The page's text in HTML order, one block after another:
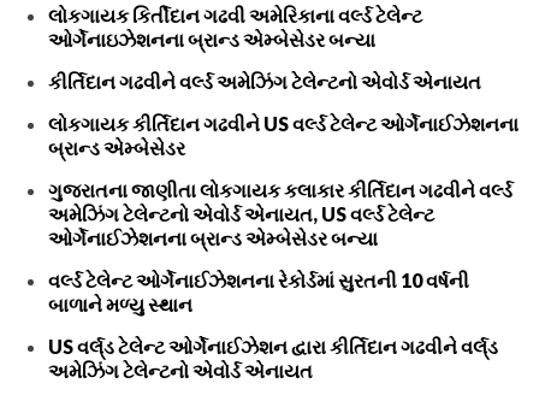
લોકગાયક કિર્તીદાન ગઢવી અમેરિકાના વર્લ્ડ ટેલેન્ટ
ઓર્ગેનાઇઝેશનના બ્રાન્ડ એમ્બેસેડર બન્યા
કીર્તિદાન ગઢવીને વર્લ્ડ અમેઝિંગ ટેલેન્ટનો એવોર્ડ એનાયત
લોકગાયક કીર્તિદાન ગઢવીને US વર્લ્ડ ટેલેન્ટ ઓર્ગેનાઈઝેશનના
બ્રાન્ડ એમ્બેસેડર
ગુજરાતના જાણીતા લોકગાયક કલાકાર કીર્તિદાન ગઢવીને વર્લ્ડ
અમેઝિંગ ટેલેન્ટનો એવોર્ડ એનાયત, US વર્લ્ડ ટેલેન્ટ
ઓર્ગેનાઈઝેશનના બ્રાન્ડ એમ્બેસેડર બન્યા
વર્લ્ડ ટેલેન્ટ ઓર્ગેનાઈઝેશનના રેકોર્ડમાં સુરતની 10 વર્ષની
બાળાને મળ્યુ સ્થાન
US વર્લ્‌ડ ટેલેન્ટ ઓર્ગેનાઈઝેશન દ્વારા કીર્તિદાન ગઢવીને વર્લ્‌ડ
અમેઝિંગ ટેલેન્ટનો એવોર્ડ એનાયત